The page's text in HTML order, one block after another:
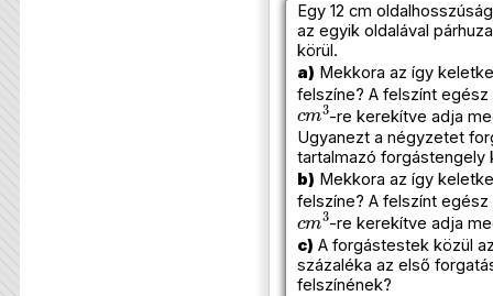
Egy 12 cm
az egyik oldalával
körül.
a) Mekkora az így
felszíne? A felszínt egész
cm3
-re kerekítve adja
Ugyanezt a négyzetet
tartalmazó forgástengely
b) Mekkora az így
felszíne? A felszínt egész
cm3
-re kerekítve adja
c) A forgástestek közül
százaléka az első
felszínének?